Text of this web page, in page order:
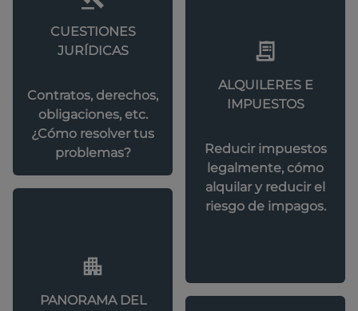
CUESTIONES
JURÍDICAS
Contratos, derechos,
obligaciones, etc.
¿Cómo resolver tus
problemas?
ALQUILERES E
IMPUESTOS
Reducir impuestos
legalmente, cómo
alquilar y reducir el
riesgo de impagos.
PANORAMA DEL